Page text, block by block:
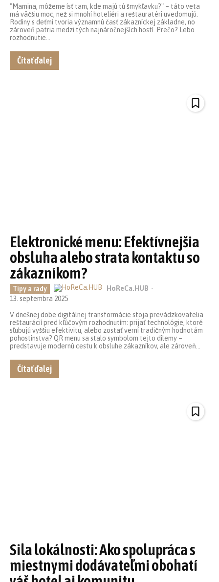
"Mamina, môžeme ísť tam, kde majú tú šmykľavku?" – táto veta
má väčšiu moc, než si mnohí hoteliéri a reštauratéri uvedomujú.
Rodiny s deťmi tvoria významnú časť zákazníckej základne, no
zároveň patria medzi tých najnáročnejších hostí. Prečo? Lebo
rozhodnutie...
Čítať ďalej
Elektronické menu: Efektívnejšia
obsluha alebo strata kontaktu so
zákazníkom?
Tipy a rady HoReCa.HUB -
13. septembra 2025
V dnešnej dobe digitálnej transformácie stoja prevádzkovatelia
reštaurácií pred kľúčovým rozhodnutím: prijať technológie, ktoré
sľubujú vyššiu efektivitu, alebo zostať verní tradičným hodnotám
pohostinstva? QR menu sa stalo symbolom tejto dilemy –
predstavuje modernú cestu k obsluhe zákazníkov, ale zároveň...
Čítať ďalej
Sila lokálnosti: Ako spolupráca s
miestnymi dodávateľmi obohatí